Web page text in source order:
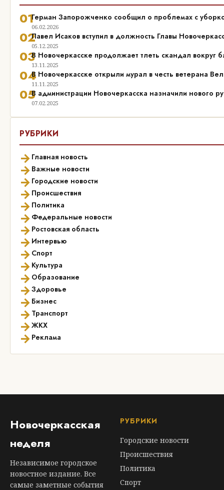
01Герман Запорожченко сообщил о проблемах с
06.02.2026
02Павел Исаков вступил в должность Главы
05.12.2025
03В Новочеркасске продолжает тлеть скандал вокруг
13.11.2025
04В Новочеркасске открыли мурал в честь ветерана
11.11.2025
05В администрации Новочеркасска назначили нового
07.02.2025
РУБРИКИ
→ Главная новость
→ Важные новости
→ Городские новости
→ Происшествия
→ Политика
→ Федеральные новости
→ Ростовская область
→ Интервью
→ Спорт
→ Культура
→ Образование
→Здоровье
→ Бизнес
→ Транспорт
→ЖКХ
→ Реклама
Новочеркасская
неделя
Независимое городское
новостное издание. Все
самые заметные события
РУБРИКИ
Городские новости
Происшествия
Политика
Спорт